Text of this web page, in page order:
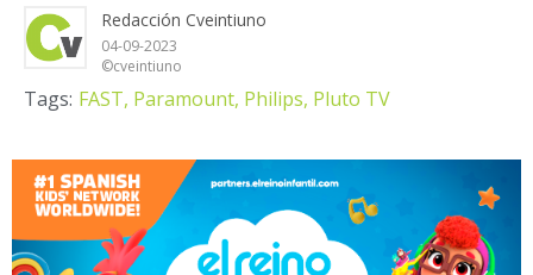
Redacción Cveintiuno
04-09-2023
©cveintiuno
Tags: FAST, Paramount, Philips, Pluto TV